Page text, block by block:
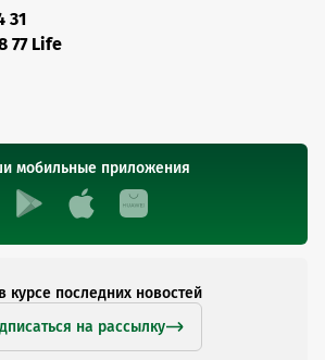
31
77 Life
мобильные приложения
курсе последних новостей
на рассылку